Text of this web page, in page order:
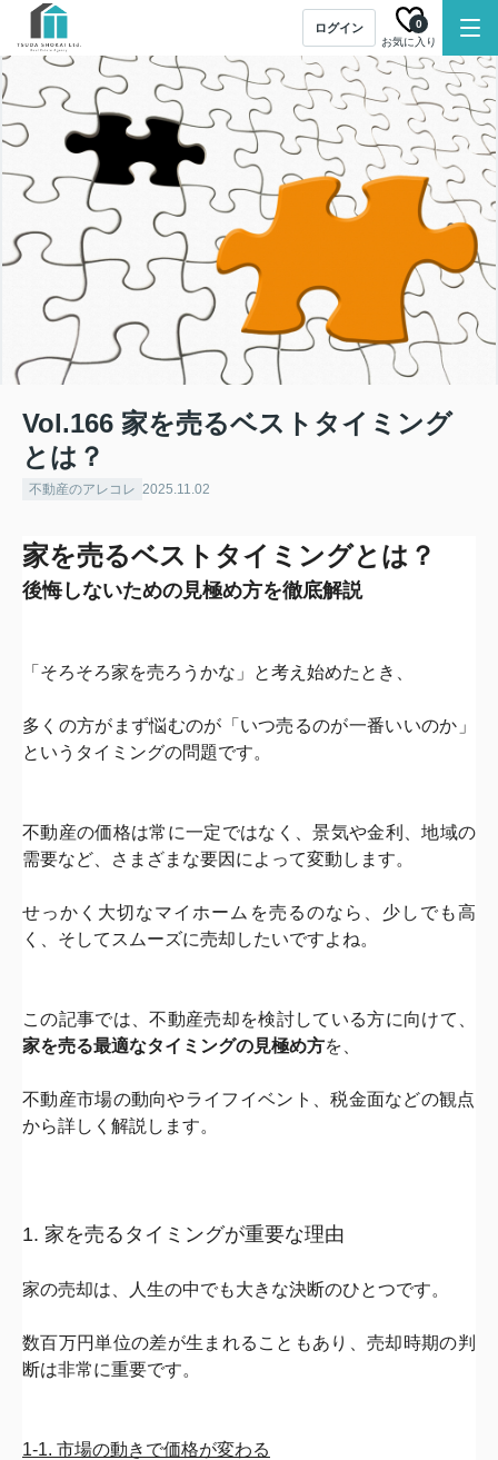
ログイン
お気に入り
0
Vol.166 家を売るベストタイミング
とは？
不動産のアレコレ 2025.11.02
家を売るベストタイミングとは？
後悔しないための見極め方を徹底解説
「そろそろ家を売ろうかな」と考え始めたとき、
多くの方がまず悩むのが「いつ売るのが一番いいのか」
というタイミングの問題です。
不動産の価格は常に一定ではなく、景気や金利、地域の
需要など、
さまざまな要因によって変動します。
せっかく大切なマイホームを売るのなら、少しでも高
く、 そしてスムーズに売却したいですよね。
この記事では、不動産売却を検討している方に向けて、
家を売る最適なタイミングの見極め方を、
不動産市場の動向やライフイベント、税金面などの観点
から詳しく解説します。
1. 家を売るタイミングが重要な理由
家の売却は、人生の中でも大きな決断のひとつです。
数百万円単位の差が生まれることもあり、売却時期の判
断は非常に重要です。
1-1. 市場の動きで価格が変わる